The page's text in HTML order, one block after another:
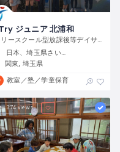
ジュニア 北浦和
フリースクール型放課後等デイサービス
日本、埼玉県さいたま市浦和区元町２−３４−１０
関東
埼玉県
教室／塾／学童保育
374 views